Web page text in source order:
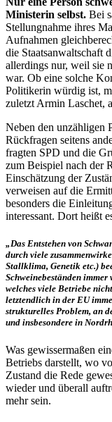
Ministerin selbst. Bei
Stellungnahme ihres
Aufnahmen
die Staatsanwaltschaft
allerdings nur, weil sie
war. Ob eine solche
Politikerin würdig ist,
zuletzt Armin Laschet,
Neben den unzähligen
Rückfragen seitens
fragten SPD und die
zum Beispiel nach der
Einschätzung der
verweisen auf die
besonders die
interessant. Dort heißt
„Das Entstehen von
durch viele
Stallklima, Genetik etc.)
Schweinebeständen immer
welches viele Betriebe
letztendlich in der EU
strukturelles Problem, an
und insbesondere in
Was gewissermaßen
Betriebs darstellt, wo
Zustand die Rede
wieder und überall
mehr sein.